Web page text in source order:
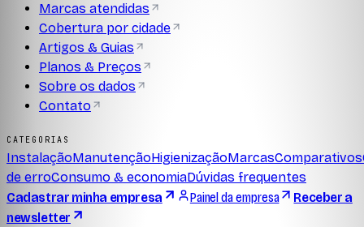
Marcas atendidas
Cobertura por cidade
Artigos & Guias
Planos & Preços
Sobre os dados
Contato
CATEGORIAS
InstalaçãoManutençãoHigienizaçãoMarcasComparativos
de erroConsumo & economiaDúvidas frequentes
Cadastrar minha empresa
Painel da empresa
Receber a
newsletter